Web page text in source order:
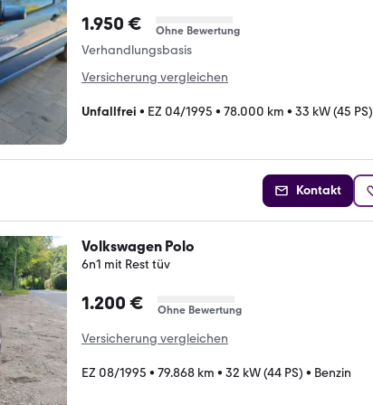
1.950 € Ohne Bewertung
Verhandlungsbasis
Versicherung vergleichen
Unfallfrei • EZ 04/1995 • 78.000 km • 33 kW (45 PS)
Kontakt
Volkswagen Polo
6n1 mit Rest tüv
1.200 € Ohne Bewertung
Versicherung vergleichen
EZ 08/1995 • 79.868 km • 32 kW (44 PS) • Benzin